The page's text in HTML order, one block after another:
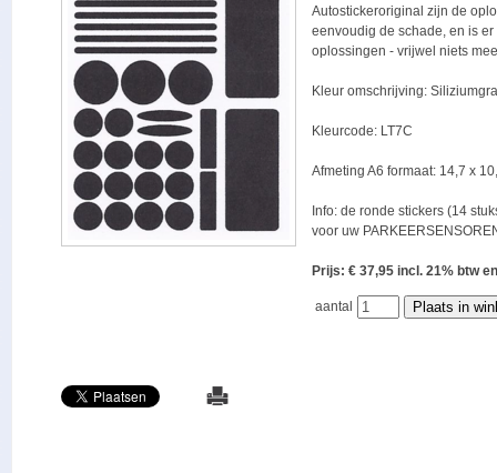
Autostickeroriginal zijn de
eenvoudig de schade, en is
oplossingen - vrijwel niets
Kleur omschrijving:
Kleurcode: LT7C
Afmeting A6 formaat: 14,7 x
Info: de ronde stickers (14
voor uw
Prijs: € 37,95 incl. 21% btw
aantal